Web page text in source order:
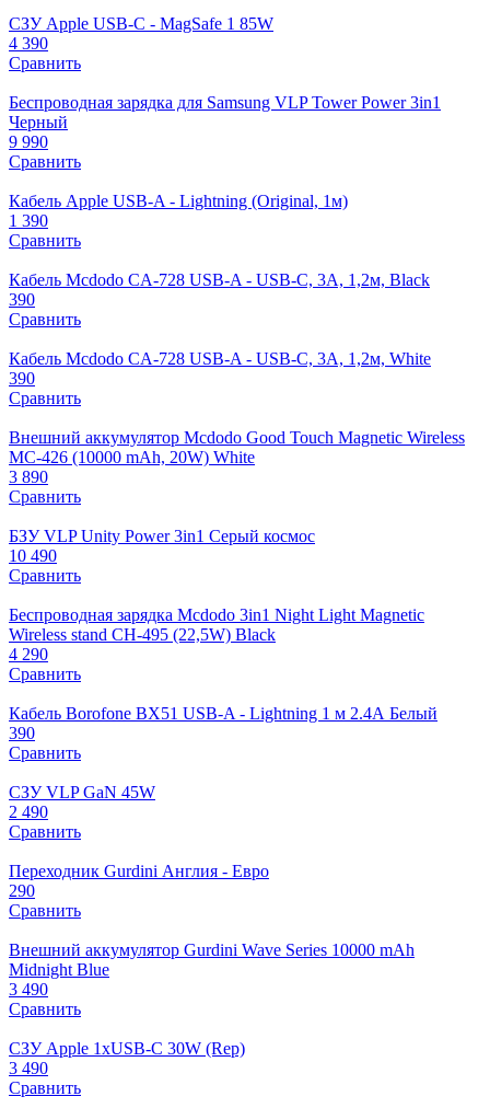
СЗУ Apple USB-C - MagSafe 1 85W
4 390
Сравнить
Беспроводная зарядка для Samsung VLP Tower Power 3in1
Черный
9 990
Сравнить
Кабель Apple USB-A - Lightning (Original, 1м)
1 390
Сравнить
Кабель Mcdodo CA-728 USB-A - USB-C, 3A, 1,2м, Black
390
Сравнить
Кабель Mcdodo CA-728 USB-A - USB-C, 3A, 1,2м, White
390
Сравнить
Внешний аккумулятор Mcdodo Good Touch Magnetic Wireless
MC-426 (10000 mAh, 20W) White
3 890
Сравнить
БЗУ VLP Unity Power 3in1 Серый космос
10 490
Сравнить
Беспроводная зарядка Mcdodo 3in1 Night Light Magnetic
Wireless stand CH-495 (22,5W) Black
4 290
Сравнить
Кабель Borofone BX51 USB-A - Lightning 1 м 2.4А Белый
390
Сравнить
СЗУ VLP GaN 45W
2 490
Сравнить
Переходник Gurdini Англия - Евро
290
Сравнить
Внешний аккумулятор Gurdini Wave Series 10000 mAh
Midnight Blue
3 490
Сравнить
СЗУ Apple 1xUSB-C 30W (Rep)
3 490
Сравнить